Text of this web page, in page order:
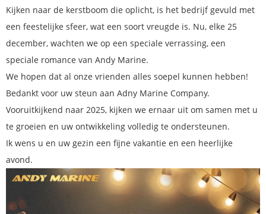
Kijken naar de kerstboom die oplicht, is het bedrijf gevuld met
een feestelijke sfeer, wat een soort vreugde is. Nu, elke 25
december, wachten we op een speciale verrassing, een
speciale romance van Andy Marine.
We hopen dat al onze vrienden alles soepel kunnen hebben!
Bedankt voor uw steun aan Adny Marine Company.
Vooruitkijkend naar 2025, kijken we ernaar uit om samen met u
te groeien en uw ontwikkeling volledig te ondersteunen.
Ik wens u en uw gezin een fijne vakantie en een heerlijke
avond.